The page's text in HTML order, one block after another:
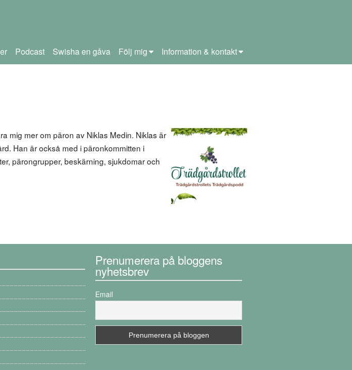
Podcast Swisha en gåva Följ mig Information & kontakt
mig mer om päron av Niklas Medin. Niklas är
Han är också med i päronkommitten i
pärongrupper, beskärning, sjukdomar och
Prenumerera på bloggens
nyhetsbrev
Email